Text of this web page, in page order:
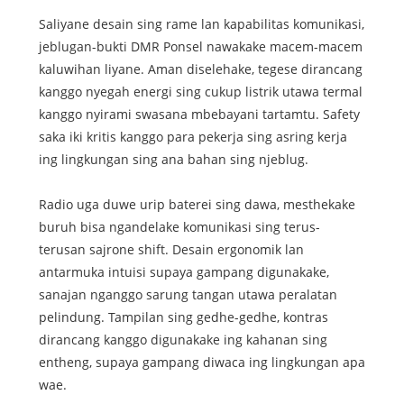
Saliyane desain sing rame lan kapabilitas komunikasi,
jeblugan-bukti DMR Ponsel nawakake macem-macem
kaluwihan liyane. Aman diselehake, tegese dirancang
kanggo nyegah energi sing cukup listrik utawa termal
kanggo nyirami swasana mbebayani tartamtu. Safety
saka iki kritis kanggo para pekerja sing asring kerja
ing lingkungan sing ana bahan sing njeblug.
Radio uga duwe urip baterei sing dawa, mesthekake
buruh bisa ngandelake komunikasi sing terus-
terusan sajrone shift. Desain ergonomik lan
antarmuka intuisi supaya gampang digunakake,
sanajan nganggo sarung tangan utawa peralatan
pelindung. Tampilan sing gedhe-gedhe, kontras
dirancang kanggo digunakake ing kahanan sing
entheng, supaya gampang diwaca ing lingkungan apa
wae.